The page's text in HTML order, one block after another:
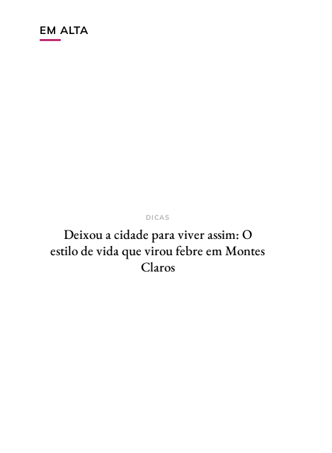
EM ALTA
DICAS
Deixou a cidade para viver assim: O
estilo de vida que virou febre em Montes
Claros